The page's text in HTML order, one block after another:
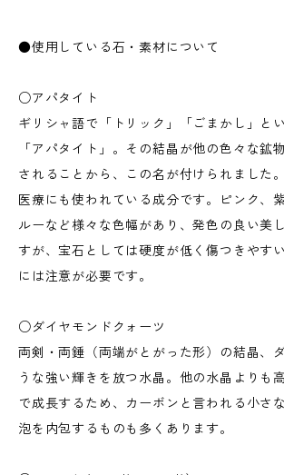
●使用している石・素材について
○アパタイト
ギリシャ語で「トリック」「ごまかし」と
「アパタイト」。その結晶が他の色々な鉱
されることから、この名が付けられました
医療にも使われている成分です。ピンク、
ルーなど様々な色幅があり、発色の良い美
すが、宝石としては硬度が低く傷つきやす
には注意が必要です。
○ダイヤモンドクォーツ
両剣・両錘（両端がとがった形）の結晶、
うな強い輝きを放つ水晶。他の水晶よりも
で成長するため、カーボンと言われる小さ
泡を内包するものも多くあります。